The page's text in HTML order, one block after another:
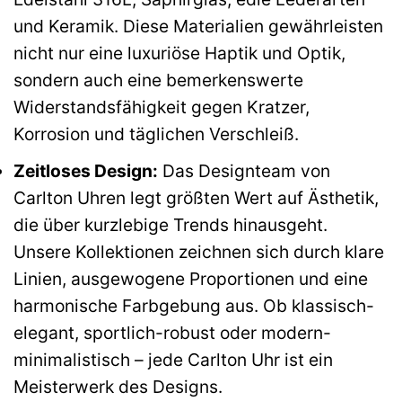
und Keramik. Diese Materialien gewährleisten
nicht nur eine luxuriöse Haptik und Optik,
sondern auch eine bemerkenswerte
Widerstandsfähigkeit gegen Kratzer,
Korrosion und täglichen Verschleiß.
Zeitloses Design: Das Designteam von
Carlton Uhren legt größten Wert auf Ästhetik,
die über kurzlebige Trends hinausgeht.
Unsere Kollektionen zeichnen sich durch klare
Linien, ausgewogene Proportionen und eine
harmonische Farbgebung aus. Ob klassisch-
elegant, sportlich-robust oder modern-
minimalistisch – jede Carlton Uhr ist ein
Meisterwerk des Designs.